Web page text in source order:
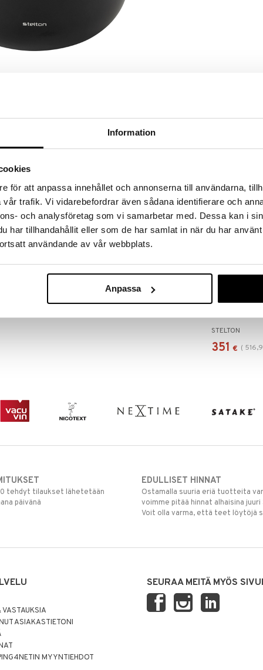
Information
för att anpassa innehållet och annonserna till användarna,
trafik. Vi vidarebefordrar även sådana identifierare och
och analysföretag som vi samarbetar med. Dessa kan i
har tillhandahållit eller som de har samlat in när du har
användande av vår webbplats.
Anpassa
ARVOSTELU KERRO YSTÄVÄLLE
on keskipisteessä. Kaareva kansi heijastaa
Søren Refsgaard on leikkinyt muotoilulla,
Lamppu on valmistettu alumiinista, materiaalista
ja sen orgaanisin muodoin on Refsgaard
jota ei yhdistä metalliin. Solis-öljylampussa on
kansi. Öljylampun alaosasta saat nostettua sen ja
polttoaine on 100 % kasviperäistä,
STELTON
351 € (
tehdyt tilaukset lähetetään
päivänä
EDULLISET HINNAT
Ostamalla suuria eriä tuotteita
voimme pitää hinnat alhaisina
Voit olla varma, että teet löytöjä
ASIAKASTIETONI
MYYNTIEHDOT
SEURAA MEITÄ MYÖS